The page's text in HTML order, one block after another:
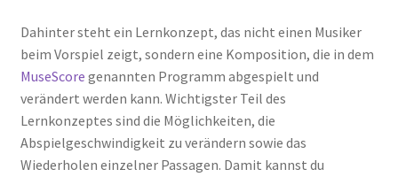
Dahinter steht ein Lernkonzept, das nicht einen Musiker
beim Vorspiel zeigt, sondern eine Komposition, die in dem
MuseScore genannten Programm abgespielt und
verändert werden kann. Wichtigster Teil des
Lernkonzeptes sind die Möglichkeiten, die
Abspielgeschwindigkeit zu verändern sowie das
Wiederholen einzelner Passagen. Damit kannst du